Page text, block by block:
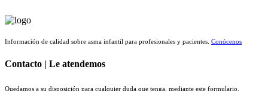
Información de calidad sobre asma infantil para profesionales y pacientes. Conócenos
Contacto | Le atendemos
Quedamos a su disposición para cualquier duda que tenga, mediante este formulario.